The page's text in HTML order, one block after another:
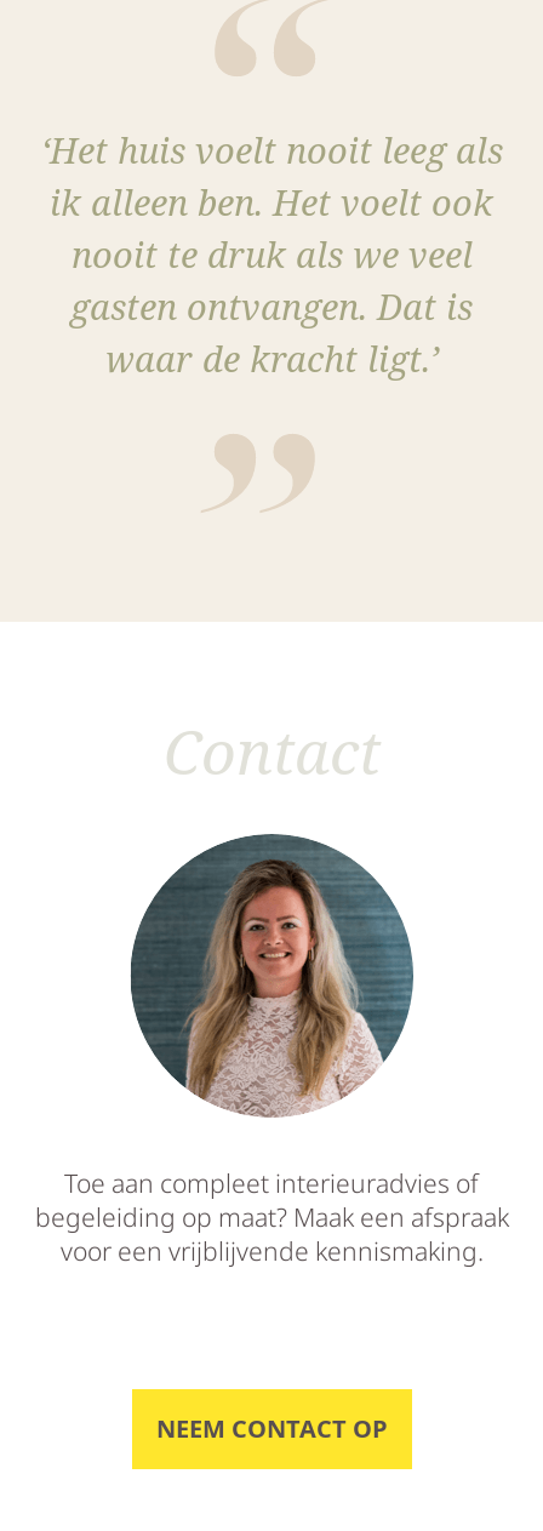
‘Het huis voelt nooit leeg als
ik alleen ben. Het voelt ook
nooit te druk als we veel
gasten ontvangen. Dat is
waar de kracht ligt.’
Contact
Toe aan compleet interieuradvies of
begeleiding op maat? Maak een afspraak
voor een vrijblijvende kennismaking.
NEEM CONTACT OP